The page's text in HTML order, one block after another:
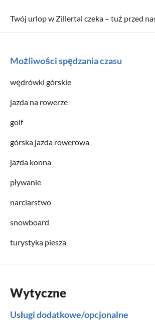
Twój urlop w Zillertal czeka – tuż przed
Możliwości spędzania czasu
wędrówki górskie
jazda na rowerze
golf
górska jazda rowerowa
jazda konna
pływanie
narciarstwo
snowboard
turystyka piesza
Wytyczne
Usługi dodatkowe/opcjonalne